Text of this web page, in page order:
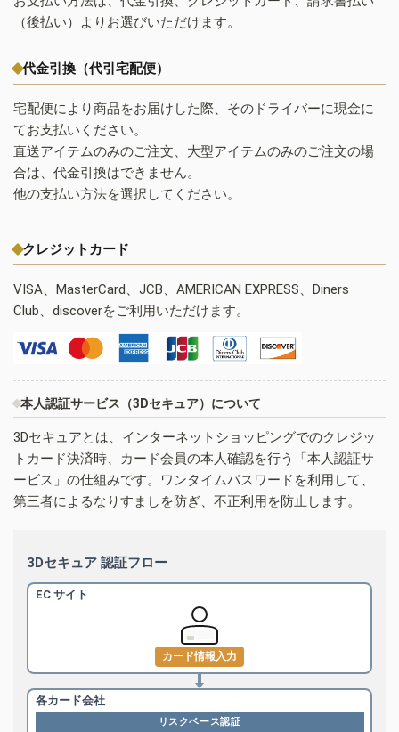
（後払い）よりお選びいただけます。
代金引換（代引宅配便）
宅配便により商品をお届けした際、そのドライバーに現金に
てお支払いください。
直送アイテムのみのご注文、大型アイテムのみのご注文の場
合は、代金引換はできません。
他の支払い方法を選択してください。
クレジットカード
VISA、MasterCard、JCB、AMERICAN EXPRESS、Diners
Club、discoverをご利用いただけます。
本人認証サービス（3Dセキュア）について
3Dセキュアとは、インターネットショッピングでのクレジッ
トカード決済時、カード会員の本人確認を行う「本人認証サ
ービス」の仕組みです。ワンタイムパスワードを利用して、
第三者によるなりすましを防ぎ、不正利用を防止します。
3Dセキュア 認証フロー
EC サイト
カード情報入力
各カード会社
リスクベース認証